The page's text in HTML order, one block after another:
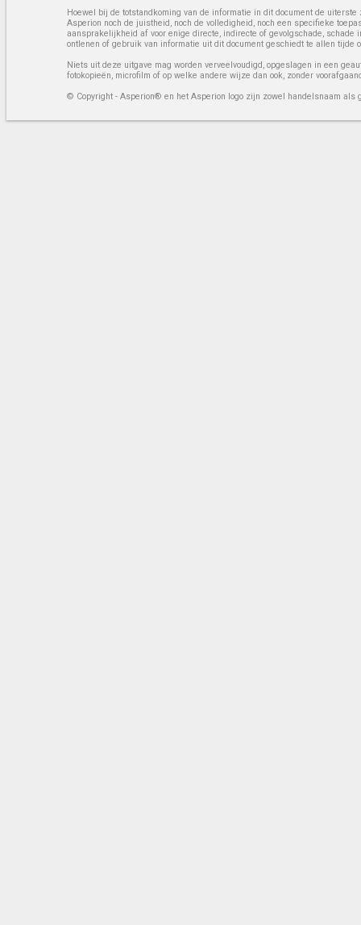
Hoewel bij de totstandkoming van de informatie in dit document de
Asperion noch de juistheid, noch de volledigheid, noch een specifieke
aansprakelijkheid af voor enige directe, indirecte of gevolgschade,
ontlenen of gebruik van informatie uit dit document geschiedt te allen tijde
Niets uit deze uitgave mag worden verveelvoudigd, opgeslagen in een
fotokopieën, microfilm of op welke andere wijze dan ook, zonder
© Copyright - Asperion® en het Asperion logo zijn zowel handelsnaam als